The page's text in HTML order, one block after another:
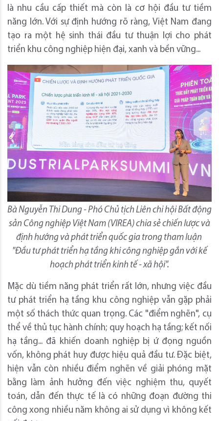
là nhu cầu cấp thiết mà còn là cơ hội đầu tư tiềm
năng lớn. Với sự định hướng rõ ràng, Việt Nam đang
tạo ra một hệ sinh thái đầu tư thuận lợi cho phát
triển khu công nghiệp hiện đại, xanh và bền vững...
Bà Nguyễn Thi Dung - Phó Chủ tịch Liên chi hội Bất động
sản Công nghiệp Việt Nam (VIREA) chia sẻ chiến lược và
định hướng và phát triển quốc gia trong tham luận
"Đầu tư phát triển hạ tầng khi công nghiệp gắn với kế
hoạch phát triển kinh tế - xã hội".
Mặc dù tiềm năng phát triển rất lớn, nhưng việc đầu
tư phát triển hạ tầng khu công nghiệp vẫn gặp phải
một số thách thức quan trọng. Các "điểm nghẽn", cụ
thể về thủ tục hành chính; quy hoạch hạ tầng; kết nối
hạ tầng... đã khiến doanh nghiệp bị ứ đọng nguồn
vốn, không phát huy được hiệu quả đầu tư. Đặc biệt,
hiện vẫn còn nhiều điểm nghẽn về giải phóng mặt
bằng làm ảnh hưởng đến việc nghiệm thu, quyết
toán, dẫn đến thực tế là có những đoạn đường thi
công xong nhiều năm không ai sử dụng vì không kết